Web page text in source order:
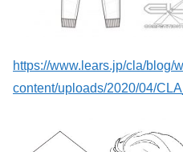
https://www.lears.jp/cla/blog/
content/uploads/2020/04/